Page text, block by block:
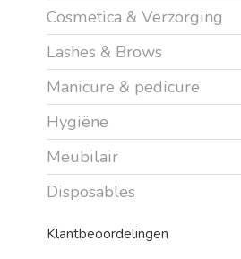
Cosmetica & Verzorging
Lashes & Brows
Manicure & pedicure
Hygiëne
Meubilair
Disposables
Klantbeoordelingen